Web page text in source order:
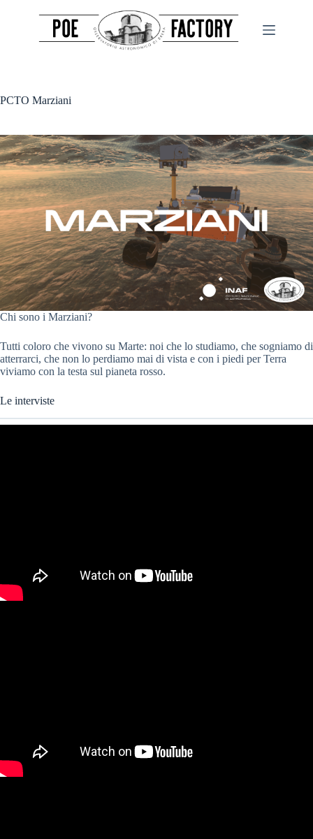
PCTO Marziani
Chi sono i Marziani?
Tutti coloro che vivono su Marte: noi che lo studiamo, che sogniamo di
atterrarci, che non lo perdiamo mai di vista e con i piedi per Terra
viviamo con la testa sul pianeta rosso.
Le interviste